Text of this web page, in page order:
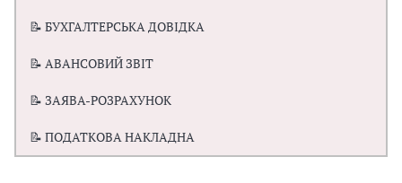
📝 БУХГАЛТЕРСЬКА ДОВІДКА
📝 АВАНСОВИЙ ЗВІТ
📝 ЗАЯВА-РОЗРАХУНОК
📝 ПОДАТКОВА НАКЛАДНА